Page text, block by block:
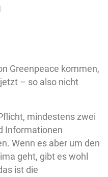
Greenpeace kommen,
– so also nicht
mindestens zwei
Informationen
Wenn es aber um den
geht, gibt es wohl
ist die